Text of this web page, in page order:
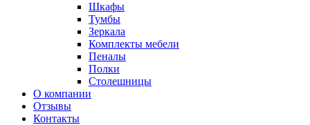
Шкафы
Тумбы
Зеркала
Комплекты мебели
Пеналы
Полки
Столешницы
О компании
Отзывы
Контакты